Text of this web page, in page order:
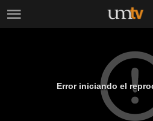
Error iniciando el